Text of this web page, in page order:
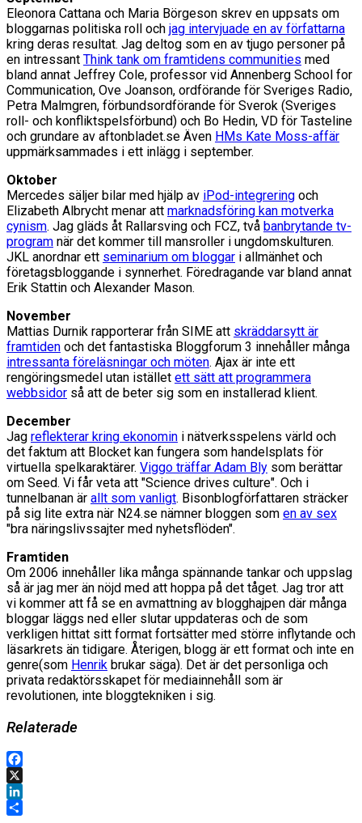
Eleonora Cattana och Maria Börgeson skrev en uppsats om
bloggarnas politiska roll och jag intervjuade en av författarna
kring deras resultat. Jag deltog som en av tjugo personer på
en intressant Think tank om framtidens communities med
bland annat Jeffrey Cole, professor vid Annenberg School for
Communication, Ove Joanson, ordförande för Sveriges Radio,
Petra Malmgren, förbundsordförande för Sverok (Sveriges
roll- och konfliktspelsförbund) och Bo Hedin, VD för Tasteline
och grundare av aftonbladet.se Även HMs Kate Moss-affär
uppmärksammades i ett inlägg i september.
Oktober
Mercedes säljer bilar med hjälp av iPod-integrering och
Elizabeth Albrycht menar att marknadsföring kan motverka
cynism. Jag gläds åt Rallarsving och FCZ, två banbrytande tv-
program när det kommer till mansroller i ungdomskulturen.
JKL anordnar ett seminarium om bloggar i allmänhet och
företagsbloggande i synnerhet. Föredragande var bland annat
Erik Stattin och Alexander Mason.
November
Mattias Durnik rapporterar från SIME att skräddarsytt är
framtiden och det fantastiska Bloggforum 3 innehåller många
intressanta föreläsningar och möten. Ajax är inte ett
rengöringsmedel utan istället ett sätt att programmera
webbsidor så att de beter sig som en installerad klient.
December
Jag reflekterar kring ekonomin i nätverksspelens värld och
det faktum att Blocket kan fungera som handelsplats för
virtuella spelkaraktärer. Viggo träffar Adam Bly som berättar
om Seed. Vi får veta att "Science drives culture". Och i
tunnelbanan är allt som vanligt. Bisonblogförfattaren sträcker
på sig lite extra när N24.se nämner bloggen som en av sex
"bra näringslivssajter med nyhetsflöden".
Framtiden
Om 2006 innehåller lika många spännande tankar och uppslag
så är jag mer än nöjd med att hoppa på det tåget. Jag tror att
vi kommer att få se en avmattning av blogghajpen där många
bloggar läggs ned eller slutar uppdateras och de som
verkligen hittat sitt format fortsätter med större inflytande och
läsarkrets än tidigare. Återigen, blogg är ett format och inte en
genre(som Henrik brukar säga). Det är det personliga och
privata redaktörsskapet för mediainnehåll som är
revolutionen, inte bloggtekniken i sig.
Relaterade
Facebook
X
LinkedIn